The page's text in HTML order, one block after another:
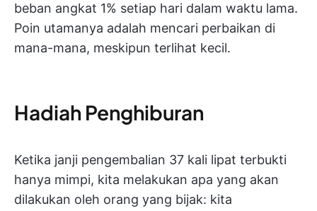
beban angkat 1% setiap hari dalam waktu lama.
Poin utamanya adalah mencari perbaikan di
mana-mana, meskipun terlihat kecil.
Hadiah Penghiburan
Ketika janji pengembalian 37 kali lipat terbukti
hanya mimpi, kita melakukan apa yang akan
dilakukan oleh orang yang bijak: kita